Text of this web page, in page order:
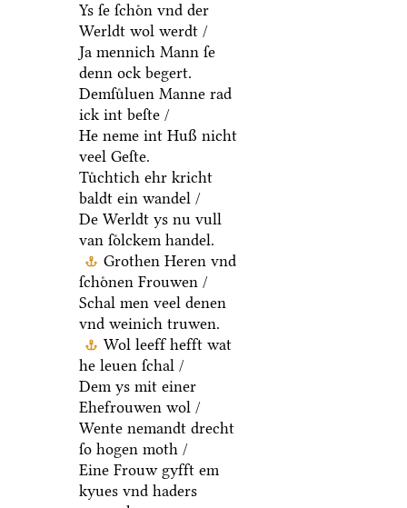
Ys ſe ſchoͤn vnd der
Werldt wol werdt /
Ja mennich Mann ſe
denn ock begert.
Demſuͤluen Manne rad
ick int beſte /
He neme int Huß nicht
veel Geſte.
Tuͤchtich ehr kricht
baldt ein wandel /
De Werldt ys nu vull
van ſoͤlckem handel.
Grothen Heren vnd
ſchoͤnen Frouwen /
Schal men veel denen
vnd weinich truwen.
Wol leeff hefft wat
he leuen ſchal /
Dem ys mit einer
Ehefrouwen wol /
Wente nemandt drecht
ſo hogen moth /
Eine Frouw gyfft em
kyues vnd haders